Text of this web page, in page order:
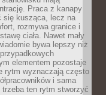
Praca z kanapy
się kusząca, lecz na
rozmywa granice i
ciała. Nawet mały
bywa lepszy niż
elementem pozostaje
rytm wyznaczają często
i sama
ten rytm stworzyć